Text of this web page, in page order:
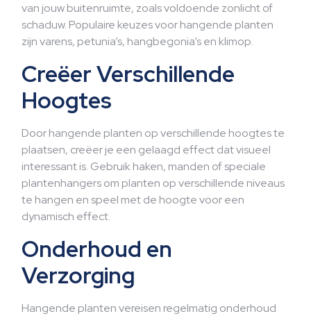
van jouw buitenruimte, zoals voldoende zonlicht of
schaduw. Populaire keuzes voor hangende planten
zijn varens, petunia’s, hangbegonia’s en klimop.
Creëer Verschillende
Hoogtes
Door hangende planten op verschillende hoogtes te
plaatsen, creëer je een gelaagd effect dat visueel
interessant is. Gebruik haken, manden of speciale
plantenhangers om planten op verschillende niveaus
te hangen en speel met de hoogte voor een
dynamisch effect.
Onderhoud en
Verzorging
Hangende planten vereisen regelmatig onderhoud